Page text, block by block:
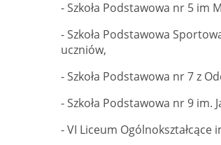
- Szkoła Podstawowa nr 5 im
- Szkoła Podstawowa
uczniów,
- Szkoła Podstawowa nr 7 z
- Szkoła Podstawowa nr 9 im.
- VI Liceum Ogólnokształcące